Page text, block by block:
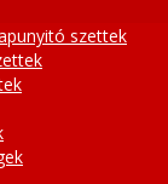
szettek